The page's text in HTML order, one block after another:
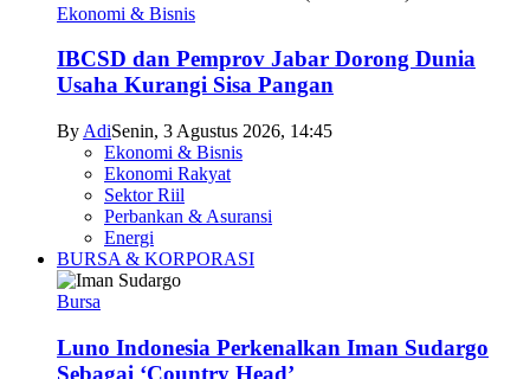
Ekonomi & Bisnis
IBCSD dan Pemprov Jabar Dorong Dunia
Usaha Kurangi Sisa Pangan
By AdiSenin, 3 Agustus 2026, 14:45
Ekonomi & Bisnis
Ekonomi Rakyat
Sektor Riil
Perbankan & Asuransi
Energi
BURSA & KORPORASI
Bursa
Luno Indonesia Perkenalkan Iman Sudargo
Sebagai ‘Country Head’